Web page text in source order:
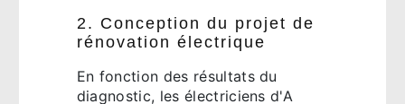
2. Conception du projet de
rénovation électrique
En fonction des résultats du
diagnostic, les électriciens d'A